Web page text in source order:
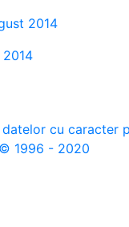
2014
datelor cu caracter
1996 - 2020